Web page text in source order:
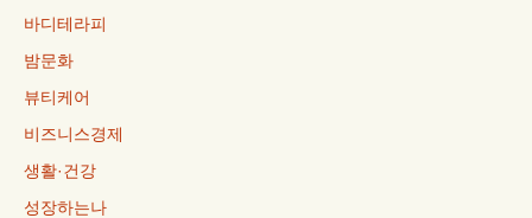
바디테라피
밤문화
뷰티케어
비즈니스경제
생활·건강
성장하는나